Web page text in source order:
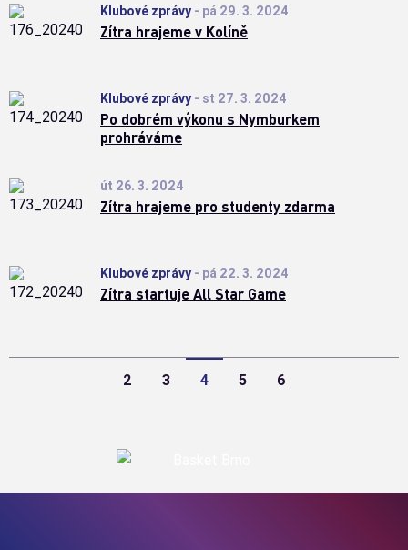
Klubové zprávy - pá 29. 3. 2024
Zítra hrajeme v Kolíně
Klubové zprávy - st 27. 3. 2024
Po dobrém výkonu s Nymburkem
prohráváme
út 26. 3. 2024
Zítra hrajeme pro studenty zdarma
Klubové zprávy - pá 22. 3. 2024
Zítra startuje All Star Game
2 3 4 5 6